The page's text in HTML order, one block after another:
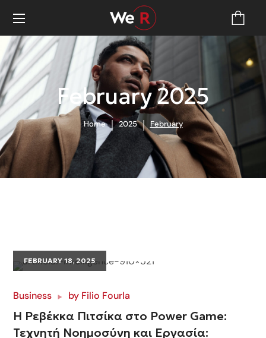
February 2025
Home 2025 February
FEBRUARY 18, 2025
Business by Filio Fourla
Η Ρεβέκκα Πιτσίκα στo Power Game:
Τεχνητή Νοημοσύνη και Εργασία: